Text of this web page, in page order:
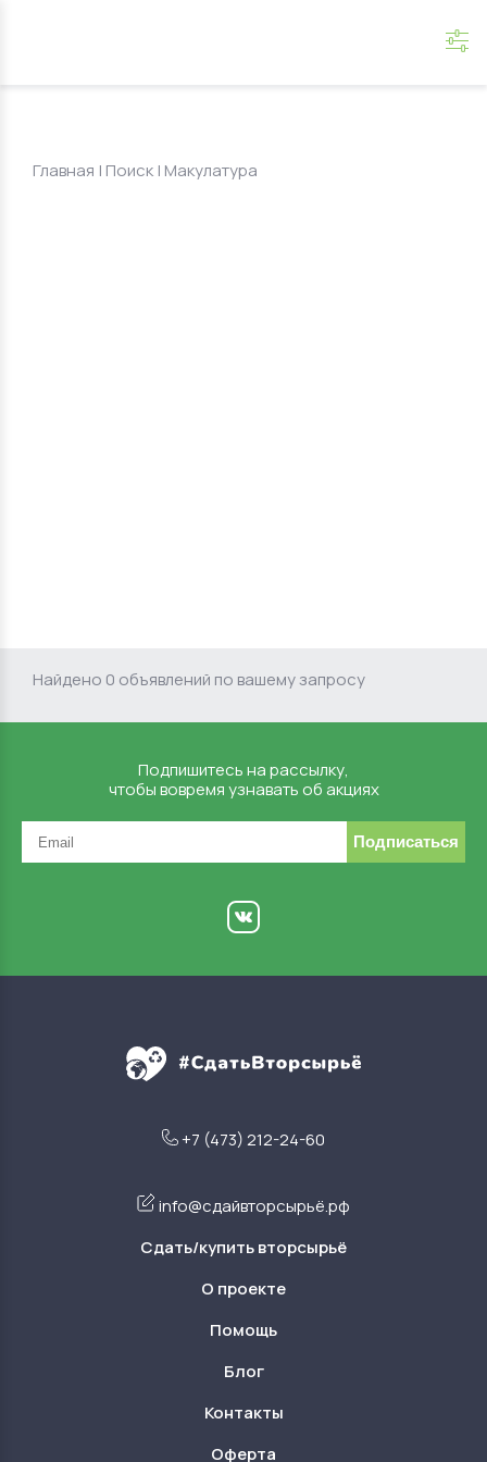
Главная | Поиск | Макулатура
Найдено 0 объявлений по вашему запросу
Подпишитесь на рассылку,
чтобы вовремя узнавать об акциях
Подписаться
+7 (473) 212-24-60
info@сдайвторсырьё.рф
Сдать/купить вторсырьё
О проекте
Помощь
Блог
Контакты
Оферта